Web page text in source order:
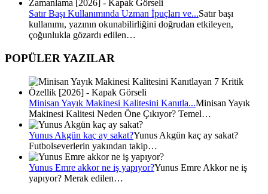
Satır Başı Kullanımında Uzman İpuçları ve...Satır başı
kullanımı, yazının okunabilirliğini doğrudan etkileyen,
çoğunlukla gözardı edilen…
POPÜLER YAZILAR
Minisan Yayık Makinesi Kalitesini Kanıtla...Minisan Yayık
Makinesi Kalitesi Neden Öne Çıkıyor? Temel…
Yunus Akgün kaç ay sakat?Yunus Akgün kaç ay sakat?
Futbolseverlerin yakından takip…
Yunus Emre akkor ne iş yapıyor?Yunus Emre Akkor ne iş
yapıyor? Merak edilen…